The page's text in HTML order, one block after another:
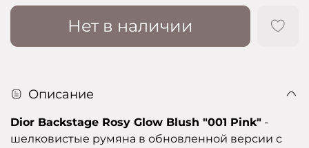
Нет в наличии
Описание
Dior Backstage Rosy Glow Blush "001 Pink" -
шелковистые румяна в обновленной версии с